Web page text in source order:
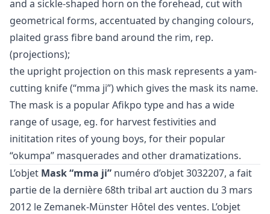
and a sickle-shaped horn on the forehead, cut with
geometrical forms, accentuated by changing colours,
plaited grass fibre band around the rim, rep.
(projections);
the upright projection on this mask represents a yam-
cutting knife (“mma ji”) which gives the mask its name.
The mask is a popular Afikpo type and has a wide
range of usage, eg. for harvest festivities and
inititation rites of young boys, for their popular
“okumpa” masquerades and other dramatizations.
L’objet Mask “mma ji” numéro d’objet 3032207, a fait
partie de la dernière 68th tribal art auction du 3 mars
2012 le Zemanek-Münster Hôtel des ventes. L’objet